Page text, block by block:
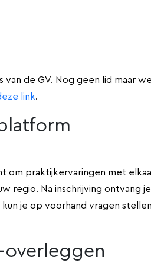
de GV. Nog geen lid maar wel
link.
om praktijkervaringen met
regio. Na inschrijving ontvang je
je op voorhand vragen stellen